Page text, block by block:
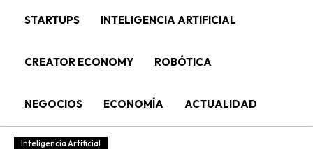
STARTUPS INTELIGENCIA ARTIFICIAL
CREATOR ECONOMY ROBÓTICA
NEGOCIOS ECONOMÍA ACTUALIDAD
Inteligencia Artificial